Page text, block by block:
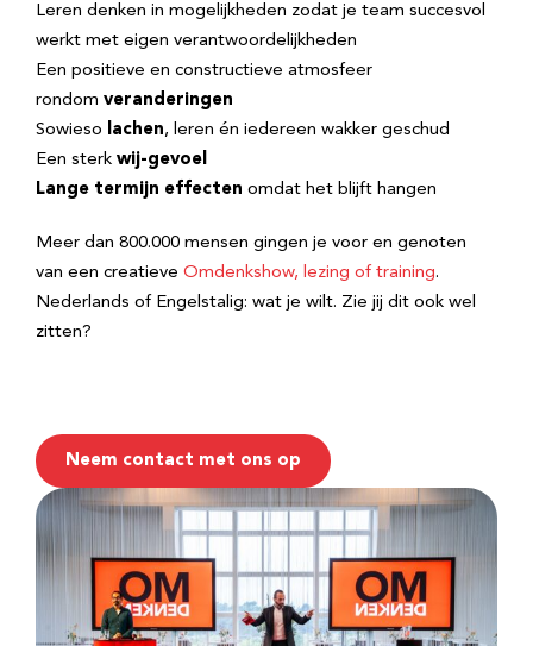
Leren denken in mogelijkheden zodat je team succesvol
werkt met eigen verantwoordelijkheden
Een positieve en constructieve atmosfeer
rondom veranderingen
Sowieso
lachen, leren én iedereen wakker geschud
Een sterk wij-gevoel
Lange termijn effecten omdat het blijft hangen
Meer dan 800.000 mensen gingen je voor en genoten
van een creatieve Omdenkshow, lezing of training.
Nederlands of Engelstalig: wat je wilt. Zie jij dit ook wel
zitten?
Neem contact met ons op